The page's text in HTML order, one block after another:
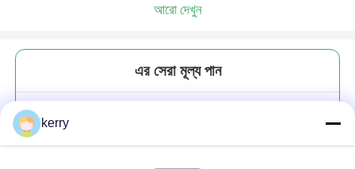
আরো দেখুন
এর সেরা মূল্য পান
kerry